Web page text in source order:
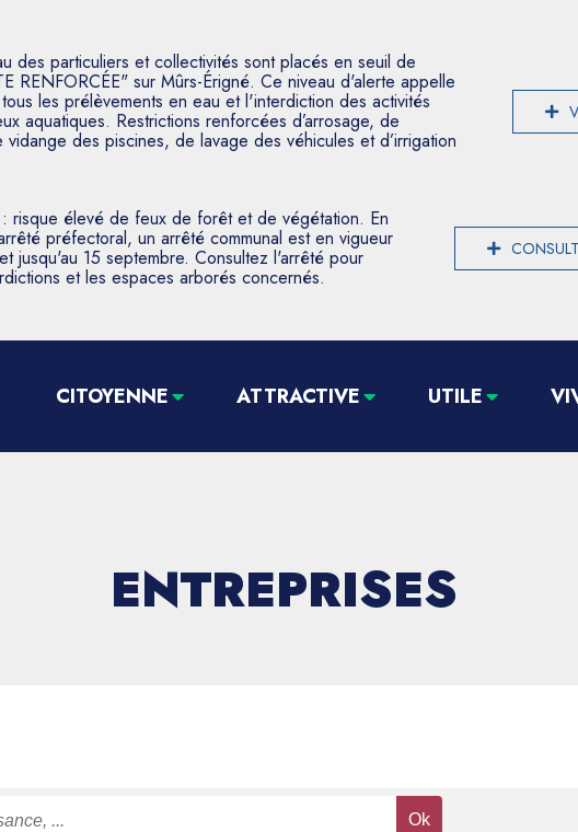
des particuliers et collectivités sont placés en seuil de
RENFORCÉE" sur Mûrs-Érigné. Ce niveau d'alerte appelle
les prélèvements en eau et l'interdiction des activités
aquatiques. Restrictions renforcées d’arrosage, de
des piscines, de lavage des véhicules et d’irrigation
risque élevé de feux de forêt et de végétation. En
préfectoral, un arrêté communal est en vigueur
jusqu'au 15 septembre. Consultez l'arrêté pour
et les espaces arborés concernés.
CITOYENNE ATTRACTIVE UTILE
ENTREPRISES